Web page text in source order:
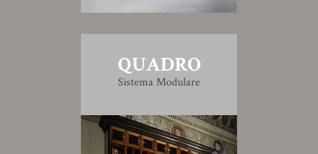
QUADRO
Sistema Modulare